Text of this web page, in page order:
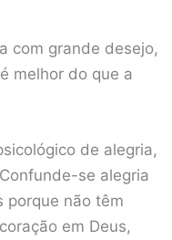
com grande desejo,
melhor do que a
de alegria,
se alegria
porque não têm
em Deus,